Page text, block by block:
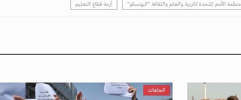
منظمة الأمم المتحدة للتربية والعلم والثقافة “اليونسكو” أزمة قطاع التعليم
اتجاهات